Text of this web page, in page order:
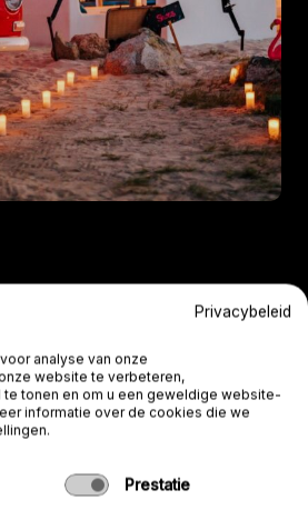
we te werk!
Privacybeleid
analyse van onze
website te verbeteren,
tonen en om u een geweldige website-
informatie over de cookies die we
Prestatie